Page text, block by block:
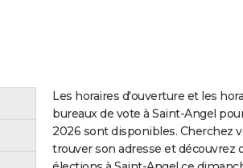
Les horaires d'ouverture et les
bureaux de vote à Saint-Angel
2026 sont disponibles. Cherchez
trouver son adresse et découvrez